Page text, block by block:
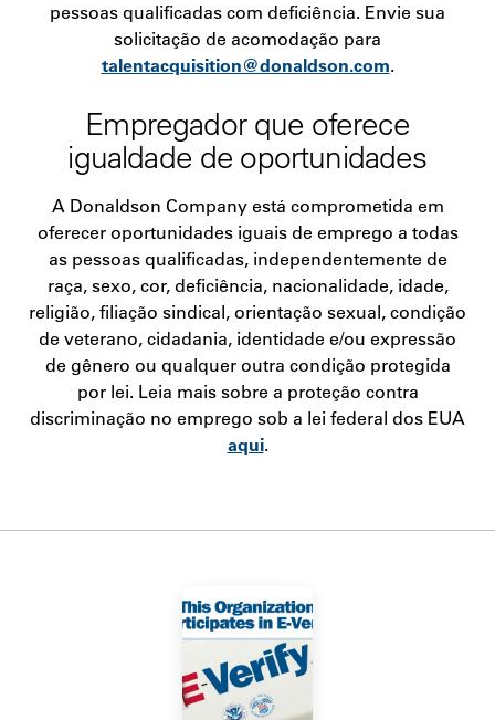
pessoas qualificadas com deficiência. Envie sua
solicitação de acomodação para
talentacquisition@donaldson.com.
Empregador que oferece
igualdade de oportunidades
A Donaldson Company está comprometida em
oferecer oportunidades iguais de emprego a todas
as pessoas qualificadas, independentemente de
raça, sexo, cor, deficiência, nacionalidade, idade,
religião, filiação sindical, orientação sexual, condição
de veterano, cidadania, identidade e/ou expressão
de gênero ou qualquer outra condição protegida
por lei. Leia mais sobre a proteção contra
discriminação no emprego sob a lei federal dos EUA
aqui.